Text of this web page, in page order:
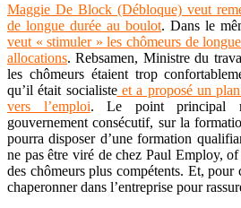
Maggie De Block (Débloque) veut
de longue durée au boulot. Dans le
veut « stimuler » les chômeurs de
allocations. Rebsamen, Ministre du
les chômeurs étaient trop
qu’il était socialisteet a proposé un
vers l’emploi. Le point principal
gouvernement consécutif, sur la
pourra disposer d’une formation
ne pas être viré de chez Paul Employ,
des chômeurs plus compétents. Et,
chaperonner dans l’entreprise pour